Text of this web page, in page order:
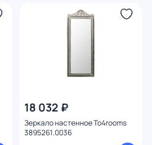
18 032 ₽
Зеркало настенное To4rooms
3895261.0036